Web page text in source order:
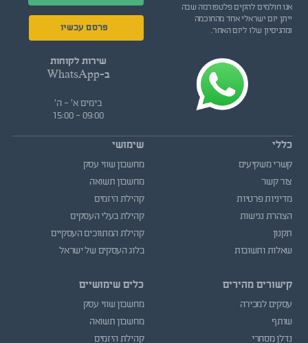
אנו חולמים להקים פלטפורמה שבה
ייתן יזם ישראלי אחד מהחוכמה
ומהניסיון שלו ליזם האחר.
פרסם עכשיו
שירות לקוחות
ב-WhatsApp
בימים א' - ה'
09:00 - 15:00
כללי
קשרי משקיעים
צור קשר
מדיניות פרטיות
הצהרת נגישות
תקנון
שאלות ותשובות
קישורים מהירים
עסקים למכירה
שותף
נדלן מסחרי
שימושי
מחשבון שווי עסק
מחשבון תשואה
קהילת היזמים
קהילת בעלי העסקים
קהילת המתווכים העסקיים
בלוג העסקים של ישראל
כלים שימושיים
מחשבון שווי עסק
מחשבון תשואה
קהילת היזמים